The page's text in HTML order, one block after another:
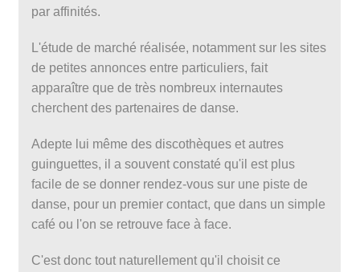
par affinités.
L'étude de marché réalisée, notamment sur les sites
de petites annonces entre particuliers, fait
apparaître que de très nombreux internautes
cherchent des partenaires de danse.
Adepte lui même des discothèques et autres
guinguettes, il a souvent constaté qu'il est plus
facile de se donner rendez-vous sur une piste de
danse, pour un premier contact, que dans un simple
café ou l'on se retrouve face à face.
C'est donc tout naturellement qu'il choisit ce